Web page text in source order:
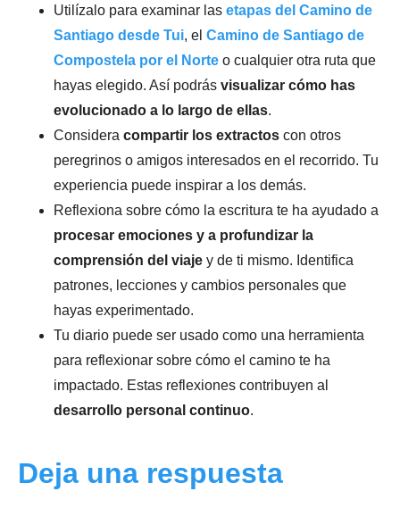
Utilízalo para examinar las etapas del Camino de
Santiago desde Tui, el Camino de Santiago de
Compostela por el Norte o cualquier otra ruta que
hayas elegido. Así podrás visualizar cómo has
evolucionado a lo largo de ellas.
Considera compartir los extractos con otros
peregrinos o amigos interesados en el recorrido. Tu
experiencia puede inspirar a los demás.
Reflexiona sobre cómo la escritura te ha ayudado a
procesar emociones y a profundizar la
comprensión del viaje y de ti mismo. Identifica
patrones, lecciones y cambios personales que
hayas experimentado.
Tu diario puede ser usado como una herramienta
para reflexionar sobre cómo el camino te ha
impactado. Estas reflexiones contribuyen al
desarrollo personal continuo.
Deja una respuesta